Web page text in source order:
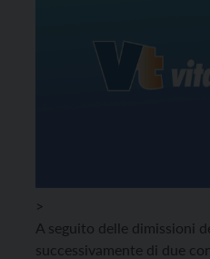
>
A seguito delle dimissioni
successivamente di due